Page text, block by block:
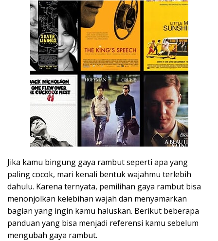
Jika kamu bingung gaya rambut seperti apa yang
paling cocok, mari kenali bentuk wajahmu terlebih
dahulu. Karena ternyata, pemilihan gaya rambut bisa
menonjolkan kelebihan wajah dan menyamarkan
bagian yang ingin kamu haluskan. Berikut beberapa
panduan yang bisa menjadi referensi kamu sebelum
mengubah gaya rambut.